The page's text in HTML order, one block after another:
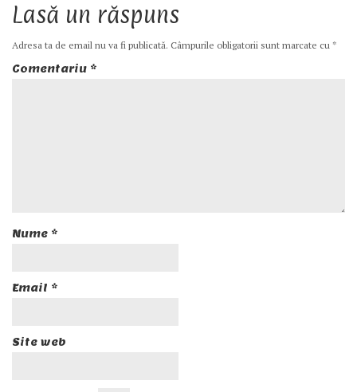
Lasă un răspuns
Adresa ta de email nu va fi publicată. Câmpurile obligatorii sunt marcate cu *
Comentariu *
Nume *
Email *
Site web